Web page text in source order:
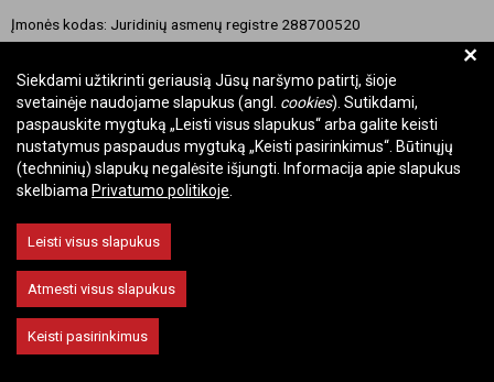
Įmonės kodas: Juridinių asmenų registre 288700520
Telefonas: +370 699 13972
El. paštas: komisija@vkpk.lt
BENDRAUKIME
© 2026 Valstybinė kultūros paveldo komisija. Visos teisės saugomos.
Keisti slapukų nustatymus
+
Siekdami užtikrinti geriausią Jūsų naršymo patirtį, šioje
svetainėje naudojame slapukus (angl. cookies). Sutikdami,
paspauskite mygtuką „Leisti visus slapukus“ arba galite keisti
nustatymus paspaudus mygtuką „Keisti pasirinkimus“. Būtinųjų
(techninių) slapukų negalėsite išjungti. Informacija apie slapukus
skelbiama Privatumo politikoje
Leisti visus slapukus
Atmesti visus slapukus
Keisti pasirinkimus